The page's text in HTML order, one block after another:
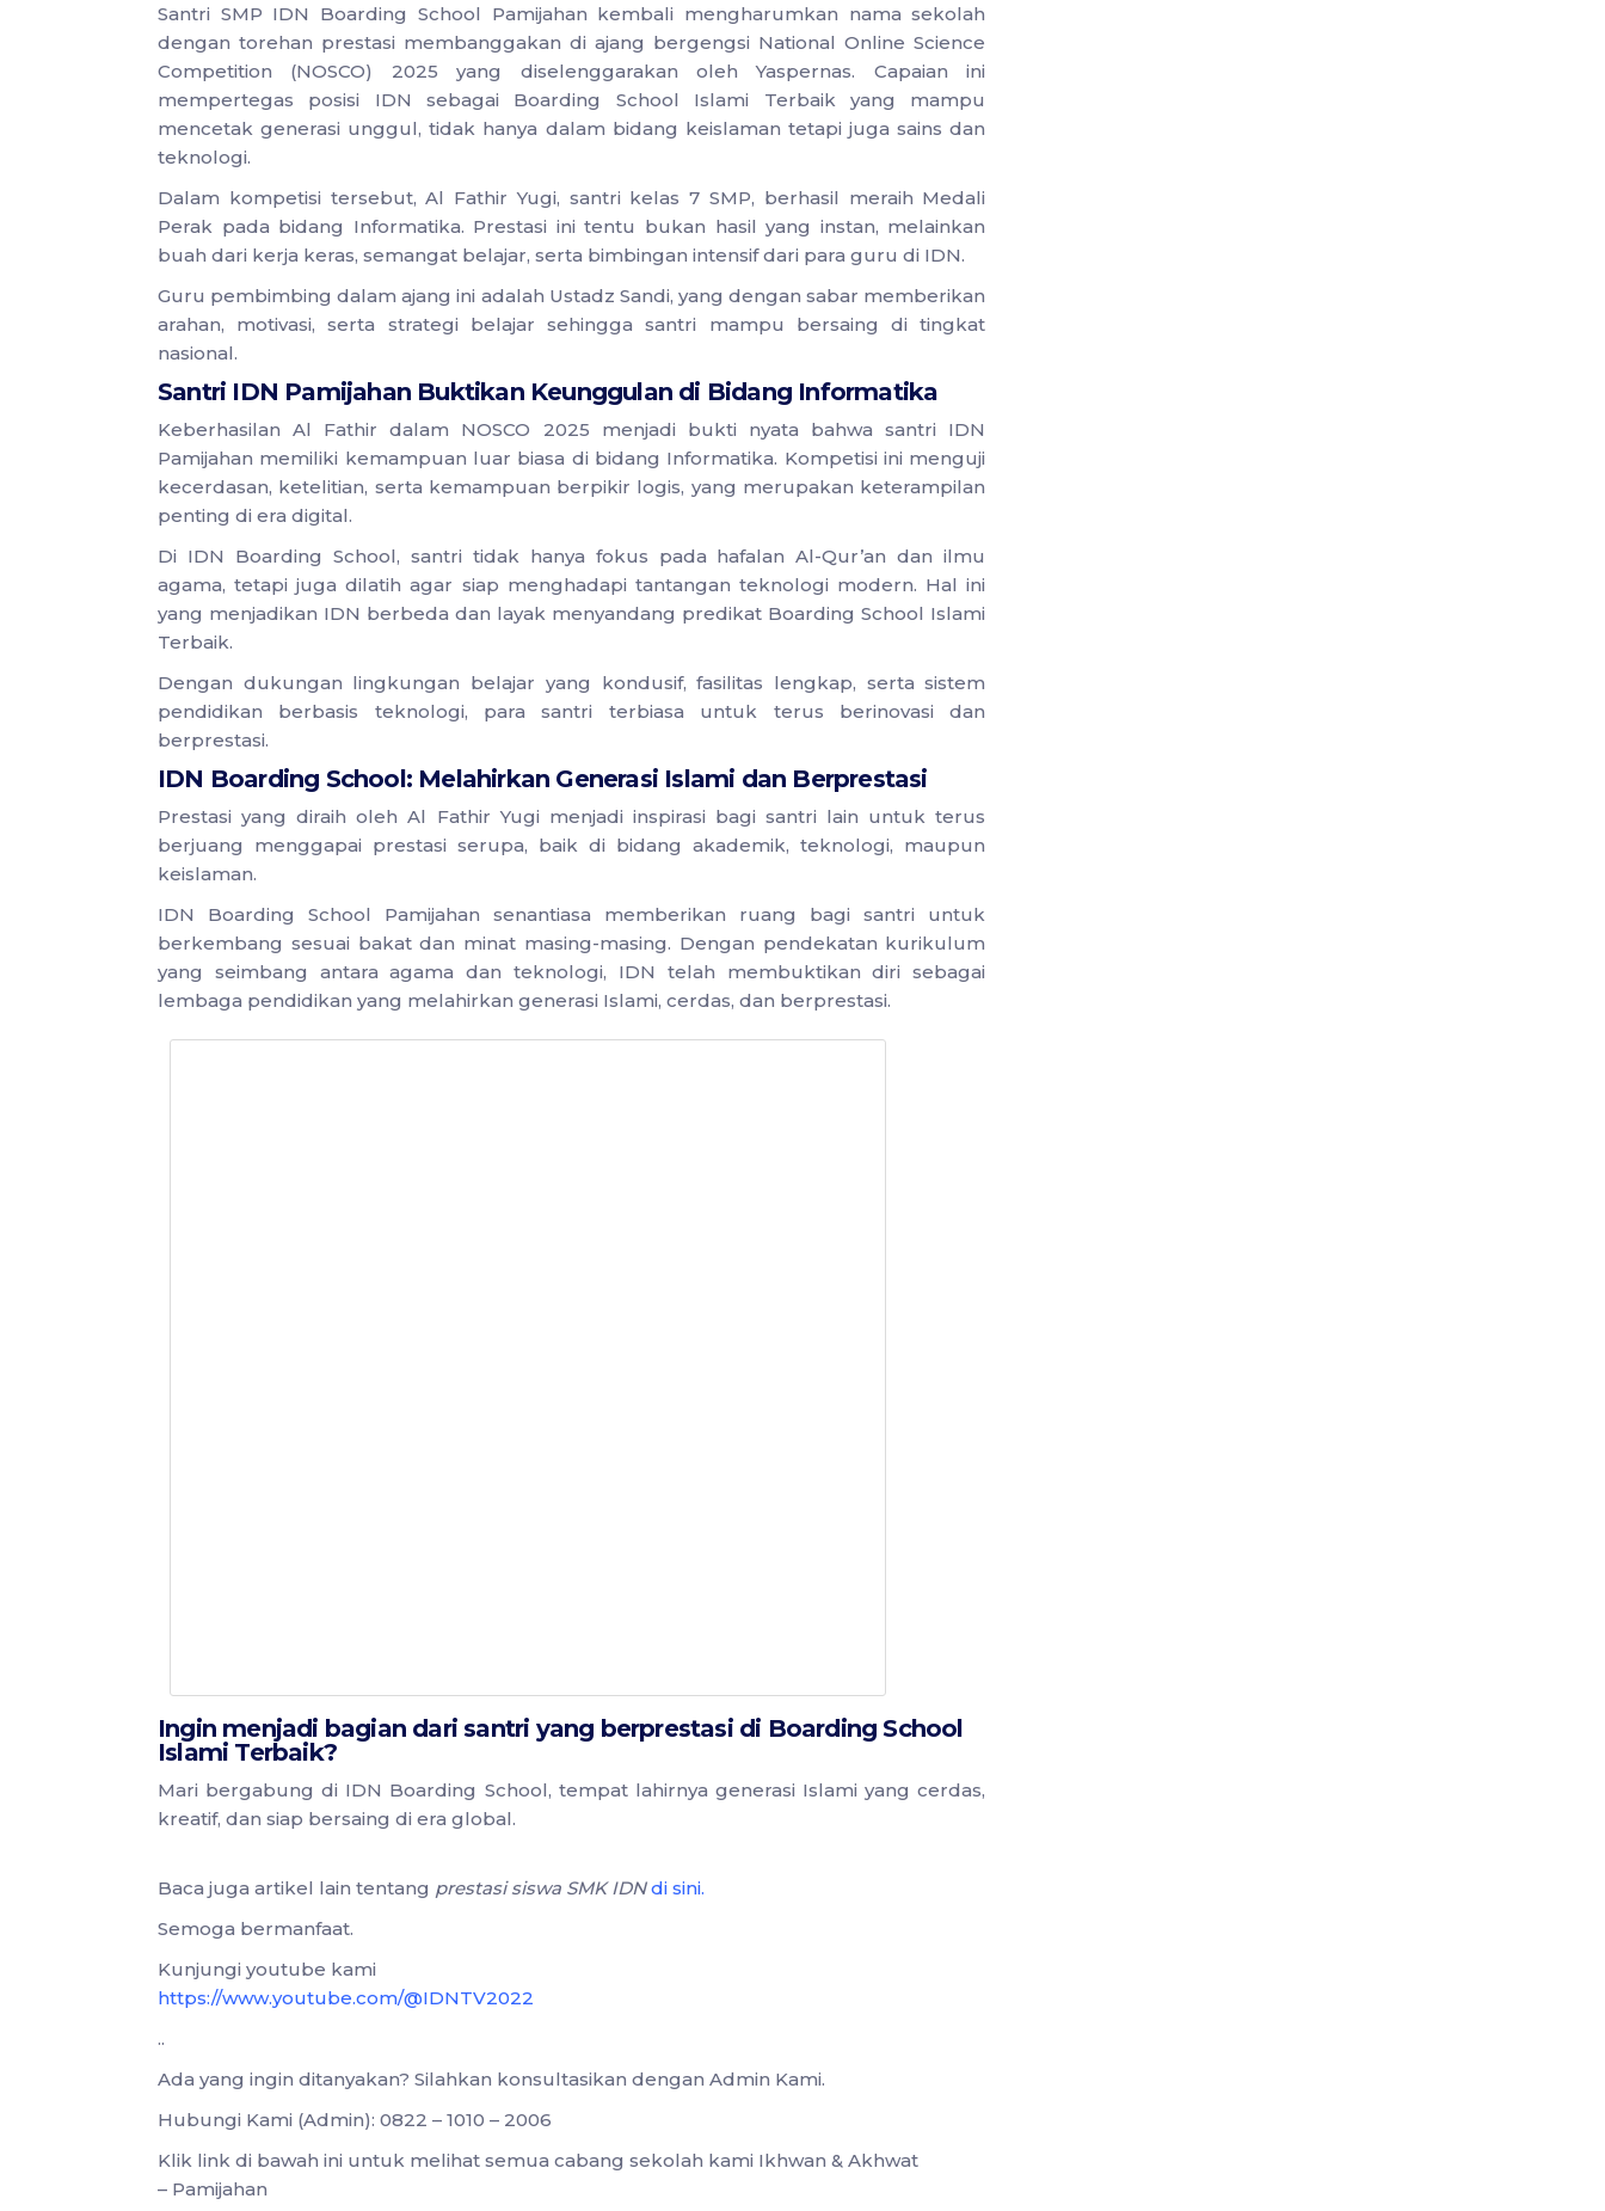
Santri SMP IDN Boarding School Pamijahan kembali mengharumkan nama sekolah
dengan torehan prestasi membanggakan di ajang bergengsi National Online Science
Competition (NOSCO) 2025 yang diselenggarakan oleh Yaspernas. Capaian ini
mempertegas posisi IDN sebagai Boarding School Islami Terbaik yang mampu
mencetak generasi unggul, tidak hanya dalam bidang keislaman tetapi juga sains dan
teknologi.
Dalam kompetisi tersebut, Al Fathir Yugi, santri kelas 7 SMP, berhasil meraih Medali
Perak pada bidang Informatika. Prestasi ini tentu bukan hasil yang instan, melainkan
buah dari kerja keras, semangat belajar, serta bimbingan intensif dari para guru di IDN.
Guru pembimbing dalam ajang ini adalah Ustadz Sandi, yang dengan sabar memberikan
arahan, motivasi, serta strategi belajar sehingga santri mampu bersaing di tingkat
nasional.
Santri IDN Pamijahan Buktikan Keunggulan di Bidang Informatika
Keberhasilan Al Fathir dalam NOSCO 2025 menjadi bukti nyata bahwa santri IDN
Pamijahan memiliki kemampuan luar biasa di bidang Informatika. Kompetisi ini menguji
kecerdasan, ketelitian, serta kemampuan berpikir logis, yang merupakan keterampilan
penting di era digital.
Di IDN Boarding School, santri tidak hanya fokus pada hafalan Al-Qur’an dan ilmu
agama, tetapi juga dilatih agar siap menghadapi tantangan teknologi modern. Hal ini
yang menjadikan IDN berbeda dan layak menyandang predikat Boarding School Islami
Terbaik.
Dengan dukungan lingkungan belajar yang kondusif, fasilitas lengkap, serta sistem
pendidikan berbasis teknologi, para santri terbiasa untuk terus berinovasi dan
berprestasi.
IDN Boarding School: Melahirkan Generasi Islami dan Berprestasi
Prestasi yang diraih oleh Al Fathir Yugi menjadi inspirasi bagi santri lain untuk terus
berjuang menggapai prestasi serupa, baik di bidang akademik, teknologi, maupun
keislaman.
IDN Boarding School Pamijahan senantiasa memberikan ruang bagi santri untuk
berkembang sesuai bakat dan minat masing-masing. Dengan pendekatan kurikulum
yang seimbang antara agama dan teknologi, IDN telah membuktikan diri sebagai
lembaga pendidikan yang melahirkan generasi Islami, cerdas, dan berprestasi.
Ingin menjadi bagian dari santri yang berprestasi di Boarding School
Islami Terbaik?
Mari bergabung di IDN Boarding School, tempat lahirnya generasi Islami yang cerdas,
kreatif, dan siap bersaing di era global.
Baca juga artikel lain tentang prestasi siswa SMK IDN di sini.
Semoga bermanfaat.
Kunjungi youtube kami
https://www.youtube.com/@IDNTV2022
..
Ada yang ingin ditanyakan? Silahkan konsultasikan dengan Admin Kami.
Hubungi Kami (Admin): 0822 – 1010 – 2006
Klik link di bawah ini untuk melihat semua cabang sekolah kami Ikhwan & Akhwat
– Pamijahan